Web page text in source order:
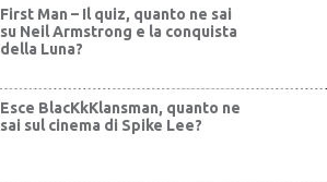
First Man – Il quiz, quanto ne sai
su Neil Armstrong e la conquista
della Luna?
Esce BlacKkKlansman, quanto ne
sai sul cinema di Spike Lee?